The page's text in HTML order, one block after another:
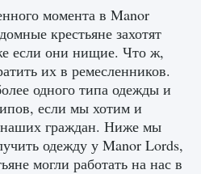
лиги Clash of Clans
2 599 0 1
момента в Manor
крестьяне захотят
если они нищие. Что ж,
их в ремесленников.
одного типа одежды и
если мы хотим и
граждан. Ниже мы
одежду у Manor Lords,
могли работать на нас в